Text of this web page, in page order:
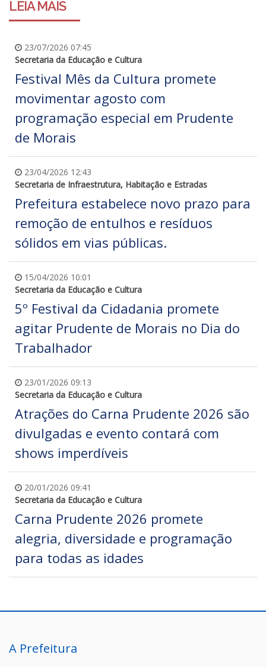
LEIA MAIS
23/07/2026 07:45
Secretaria da Educação e Cultura
Festival Mês da Cultura promete
movimentar agosto com
programação especial em Prudente
de Morais
23/04/2026 12:43
Secretaria de Infraestrutura, Habitação e Estradas
Prefeitura estabelece novo prazo para
remoção de entulhos e resíduos
sólidos em vias públicas.
15/04/2026 10:01
Secretaria da Educação e Cultura
5º Festival da Cidadania promete
agitar Prudente de Morais no Dia do
Trabalhador
23/01/2026 09:13
Secretaria da Educação e Cultura
Atrações do Carna Prudente 2026 são
divulgadas e evento contará com
shows imperdíveis
20/01/2026 09:41
Secretaria da Educação e Cultura
Carna Prudente 2026 promete
alegria, diversidade e programação
para todas as idades
A Prefeitura